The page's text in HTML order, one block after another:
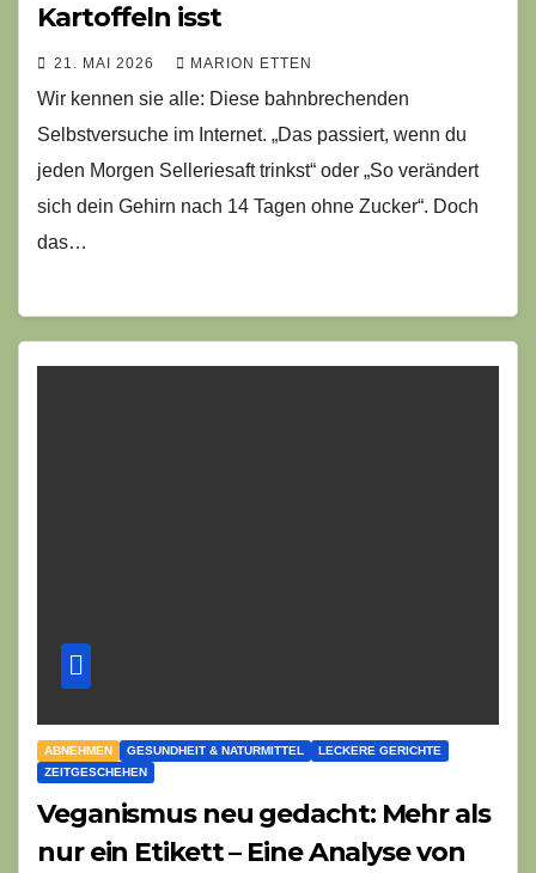
Kartoffeln isst
21. MAI 2026 MARION ETTEN
Wir kennen sie alle: Diese bahnbrechenden
Selbstversuche im Internet. „Das passiert, wenn du
jeden Morgen Selleriesaft trinkst“ oder „So verändert
sich dein Gehirn nach 14 Tagen ohne Zucker“. Doch
das…
ABNEHMEN GESUNDHEIT & NATURMITTEL
LECKERE GERICHTE
ZEITGESCHEHEN
Veganismus neu gedacht: Mehr als
nur ein Etikett – Eine Analyse von